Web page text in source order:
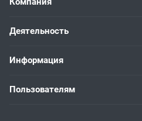
Деятельность
Информация
Пользователям